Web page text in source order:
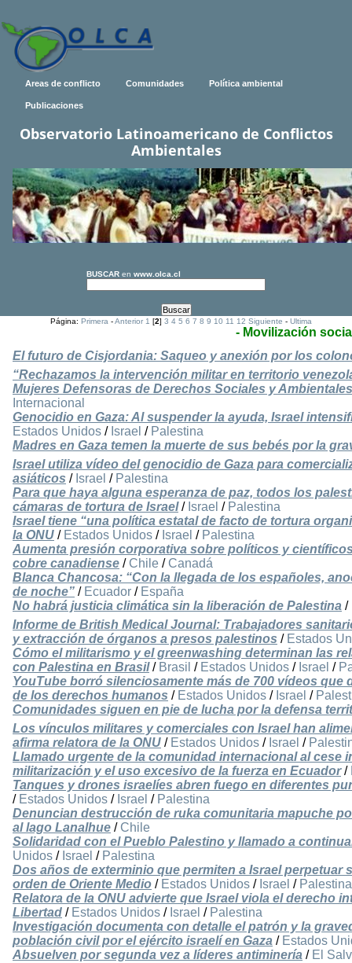
Areas de conflicto Comunidades Política ambiental
Publicaciones
Observatorio Latinoamericano de Conflictos
Ambientales
BUSCAR en www.olca.cl
Página:Primera -Anterior 1 [2]3 4 5 6 7 8 9 10 11 12 Siguiente -Ultima
- Movilización
El futuro de Cisjordania: Saqueo y anexión por los
“Rechazamos la intervención militar en territorio
Mujeres Defensoras de Derechos Sociales y Ambientales
Internacional
Genocidio en Gaza: Al suspender la ayuda, Israel
Estados Unidos / Israel / Palestina
Madres en Gaza temen la muerte de sus bebés por la
Israel utiliza vídeo del genocidio de Gaza para
asiáticos / Israel / Palestina
Para que haya alguna esperanza de paz, todos los
cámaras de tortura de Israel/ Israel / Palestina
Israel tiene “una política estatal de facto de tortura
la ONU / Estados Unidos / Israel / Palestina
Aumenta presión corporativa sobre políticos y
cobre canadiense / Chile / Canadá
Blanca Chancosa: “Con la llegada de los españoles,
de noche” / Ecuador / España
No habrá justicia climática sin la liberación de Palestina /
Informe de British Medical Journal: Trabajadores
y extracción de órganos a presos palestinos / Estados
Cómo el militarismo y el greenwashing determinan las
con Palestina en Brasil/ Brasil / Estados Unidos / Israel /
YouTube borró silenciosamente más de 700 vídeos
de los derechos humanos / Estados Unidos / Israel /
Comunidades siguen en pie de lucha por la defensa
Los vínculos militares y comerciales con Israel han
afirma relatora de la ONU / Estados Unidos / Israel /
Llamado urgente de la comunidad internacional al cese
militarización y el uso excesivo de la fuerza en Ecuador/
Tanques y drones israelíes abren fuego en diferentes
/ Estados Unidos / Israel / Palestina
Denuncian destrucción de ruka comunitaria mapuche
al lago Lanalhue / Chile
Solidaridad con el Pueblo Palestino y llamado a
Unidos / Israel / Palestina
Dos años de exterminio que permiten a Israel perpetuar
orden de Oriente Medio / Estados Unidos / Israel / Palestina
Relatora de la ONU advierte que Israel viola el derecho
Libertad / Estados Unidos / Israel / Palestina
Investigación documenta con detalle el patrón y la
población civil por el ejército israelí en Gaza / Estados
Absuelven por segunda vez a líderes antiminería / El